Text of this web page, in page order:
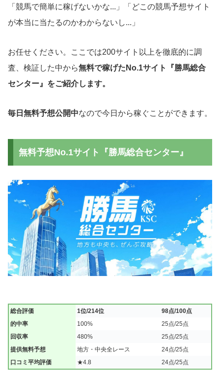
「競馬で簡単に稼げないかな...」「どこの競馬予想サイト
が本当に当たるのかわからないし...」
お任せください。ここでは200サイト以上を徹底的に調
査、検証した中から無料で稼げたNo.1サイト『勝馬総合
センター』をご紹介します。
毎日無料予想公開中なので今日から稼ぐことができます。
無料予想No.1サイト『勝馬総合センター』
総合評価 1位/214位 98点/100点
的中率 100% 25点/25点
回収率 480% 25点/25点
提供無料予想 地方・中央全レース 24点/25点
口コミ平均評価 ★4.8 24点/25点